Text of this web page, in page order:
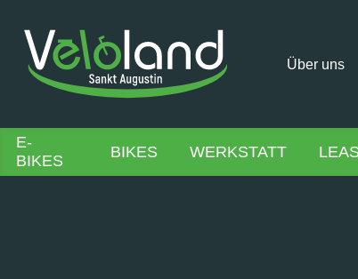
Über uns
E-
BIKES
BIKES WERKSTATT